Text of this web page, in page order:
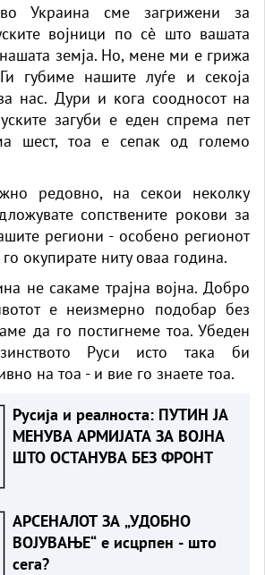
Украина сме загрижени за
војници по сè што вашата
земја. Но, мене ми е грижа
губиме нашите луѓе и секоја
нас. Дури и кога соодносот на
загуби е еден спрема пет
шест, тоа е сепак од големо
редовно, на секои неколку
сопствените рокови за
региони - особено регионот
окупирате ниту оваа година.
не сакаме трајна војна. Добро
е неизмерно подобар без
да го постигнеме тоа. Убеден
Руси исто така би
на тоа - и вие го знаете тоа.
Русија и реалноста: ПУТИН ЈА
МЕНУВА АРМИЈАТА ЗА ВОЈНА
ШТО ОСТАНУВА БЕЗ ФРОНТ
АРСЕНАЛОТ ЗА „УДОБНО
ВОЈУВАЊЕ“ е исцрпен - што
сега?